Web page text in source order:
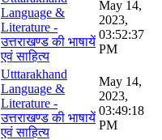
Language &
Literature -
उत्तराखण्ड की भाषायें
एवं साहित्य
May 14,
2023,
03:52:37
PM
Utttarakhand
Language &
Literature -
उत्तराखण्ड की भाषायें
एवं साहित्य
May 14,
2023,
03:49:18
PM